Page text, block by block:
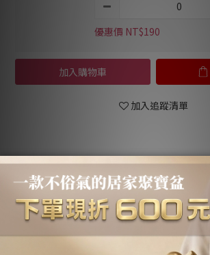
優惠價 NT$190
加入購物車
加入追蹤清單
商品描述
送貨及付款方
式
商品描述